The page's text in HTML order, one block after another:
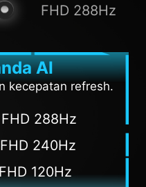
FHD 288Hz
AI
kecepatan refresh.
288Hz
240Hz
120Hz